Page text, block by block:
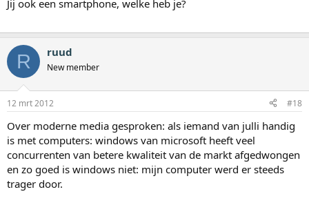
Jij ook een smartphone, welke heb je?
R ruud
New member
12 mrt 2012 #18
Over moderne media gesproken: als iemand van julli handig
is met computers: windows van microsoft heeft veel
concurrenten van betere kwaliteit van de markt afgedwongen
en zo goed is windows niet: mijn computer werd er steeds
trager door.